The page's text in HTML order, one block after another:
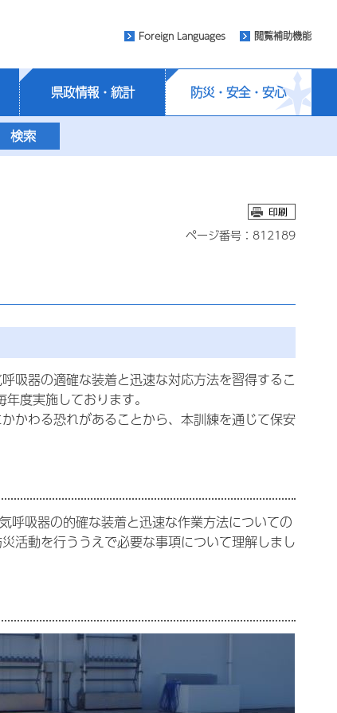
Foreign Languages 閲覧補助機能
県政情報・統計 防災・安全・安心
ページ番号：812189
吸器の適確な装着と迅速な対応方法を習得するこ
度実施しております。
かわる恐れがあることから、本訓練を通じて保安
吸器の的確な装着と迅速な作業方法についての
活動を行ううえで必要な事項について理解しまし